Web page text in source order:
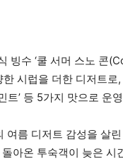
빙수 ‘쿨 서머 스노 콘
시럽을 더한 디저트로,
트’ 등 5가지 맛으로 운
름 디저트 감성을 살
아온 투숙객이 늦은 시